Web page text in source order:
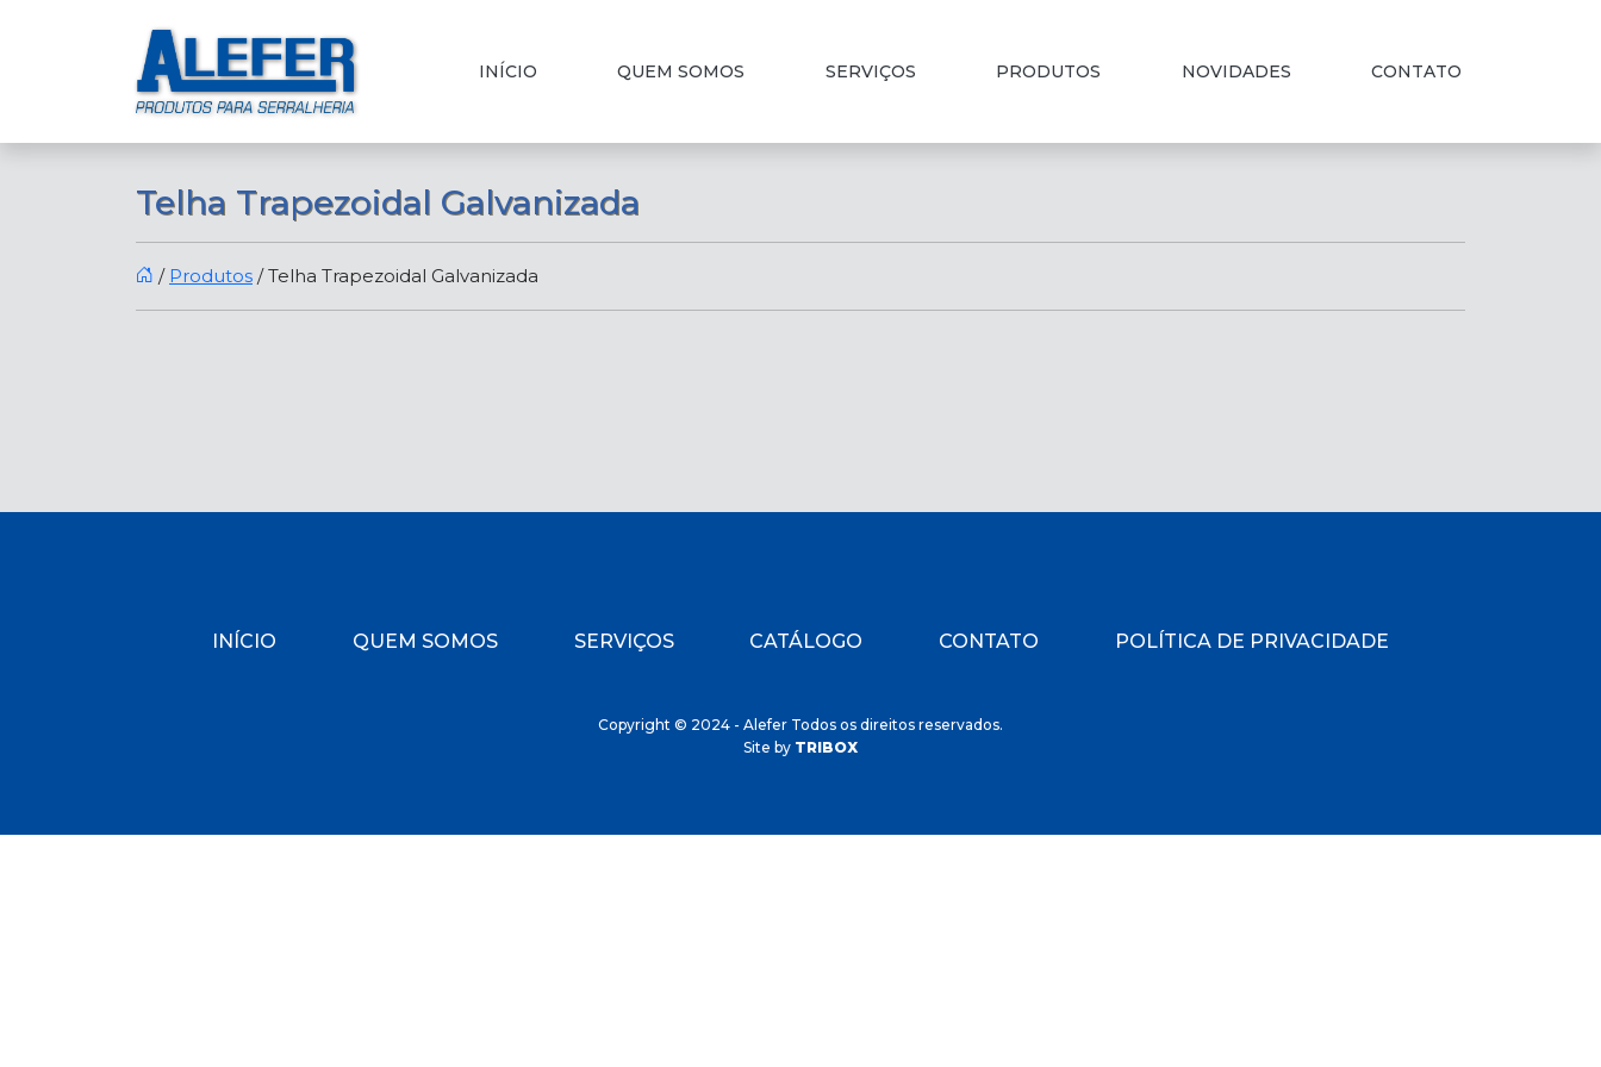
INÍCIO QUEM SOMOS SERVIÇOS PRODUTOS NOVIDADES CONTATO
Telha Trapezoidal Galvanizada
/ Produtos /Telha Trapezoidal Galvanizada
INÍCIO QUEM SOMOS SERVIÇOS CATÁLOGO CONTATO POLÍTICA DE PRIVACIDADE
Copyright © 2024 - Alefer Todos os direitos reservados.
Site by TRIBOX